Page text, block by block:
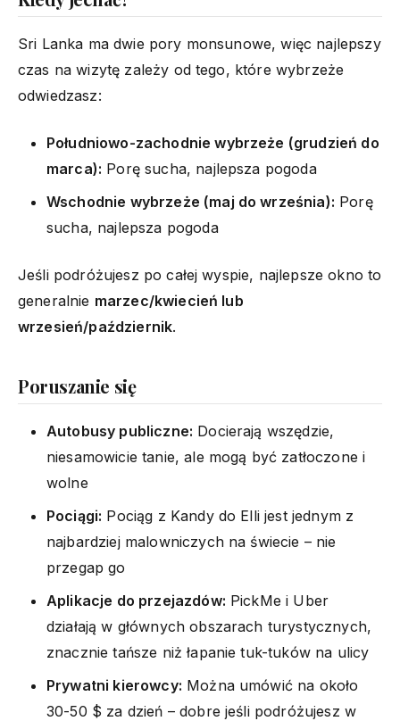
Sri Lanka ma dwie pory monsunowe, więc najlepszy
czas na wizytę zależy od tego, które wybrzeże
odwiedzasz:
Południowo-zachodnie wybrzeże (grudzień do
marca): Porę sucha, najlepsza pogoda
Wschodnie wybrzeże (maj do września): Porę
sucha, najlepsza pogoda
Jeśli podróżujesz po całej wyspie, najlepsze okno to
generalnie marzec/kwiecień lub
wrzesień/październik.
Poruszanie się
Autobusy publiczne: Docierają wszędzie,
niesamowicie tanie, ale mogą być zatłoczone i
wolne
Pociągi: Pociąg z Kandy do Elli jest jednym z
najbardziej malowniczych na świecie – nie
przegap go
Aplikacje do przejazdów: PickMe i Uber
działają w głównych obszarach turystycznych,
znacznie tańsze niż łapanie tuk-tuków na ulicy
Prywatni kierowcy: Można umówić na około
30-50 $ za dzień – dobre jeśli podróżujesz w